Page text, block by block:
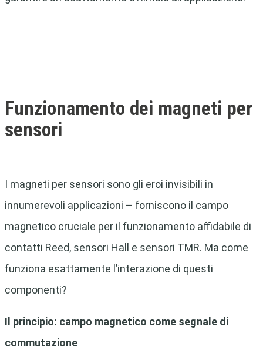
Funzionamento dei magneti per
sensori
I magneti per sensori sono gli eroi invisibili in
innumerevoli applicazioni – forniscono il campo
magnetico cruciale per il funzionamento affidabile di
contatti Reed, sensori Hall e sensori TMR. Ma come
funziona esattamente l’interazione di questi
componenti?
Il principio: campo magnetico come segnale di
commutazione